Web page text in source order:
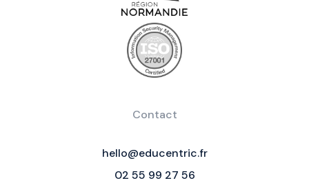
Contact
hello@educentric.fr
02 55 99 27 56